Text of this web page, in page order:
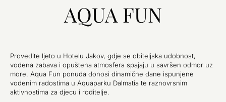
AQUA FUN
Provedite ljeto u Hotelu Jakov, gdje se obiteljska udobnost,
vodena zabava i opuštena atmosfera spajaju u savršen odmor uz
more. Aqua Fun ponuda donosi dinamične dane ispunjene
vodenim radostima u Aquaparku Dalmatia te raznovrsnim
aktivnostima za djecu i roditelje.